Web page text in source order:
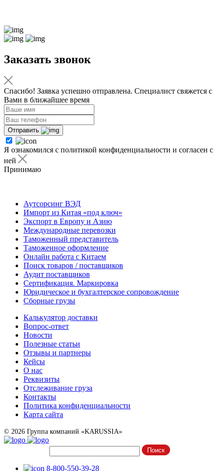
Заказать звонок
Спасибо! Заявка успешно отправлена. Специалист свяжется с
Вами в ближайшее время
Отправить
Я ознакомился с политикой конфиденциальности и согласен с
ней
Принимаю
Аутсорсинг ВЭД
Импорт из Китая «под ключ»
Экспорт в Европу и Азию
Международные перевозки
Таможенный представитель
Таможенное оформление
Онлайн работа с Китаем
Поиск товаров / поставщиков
Аудит поставщиков
Сертификация. Маркировка
Юридическое и бухгалтерское сопровождение
Сборные грузы
Калькулятор доставки
Вопрос-ответ
Новости
Полезные статьи
Отзывы и партнеры
Кейсы
О нас
Реквизиты
Отслеживание груза
Контакты
Политика конфиденциальности
Карта сайта
© 2026 Группа компаний «KARUSSIA»
8-800-550-39-28